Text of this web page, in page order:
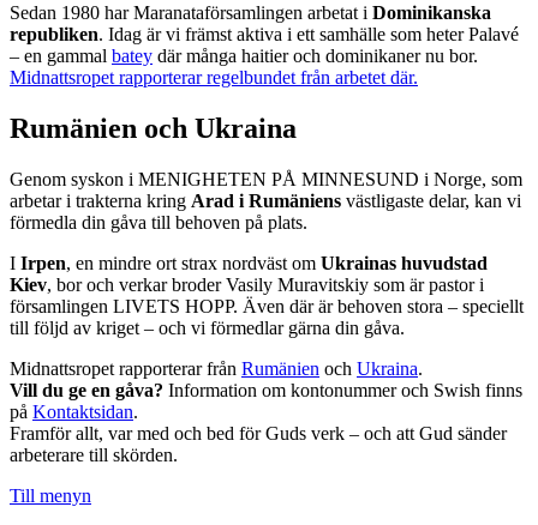
Sedan 1980 har Maranataförsamlingen arbetat i Dominikanska
republiken. Idag är vi främst aktiva i ett samhälle som heter Palavé
– en gammal batey där många haitier och dominikaner nu bor.
Midnattsropet rapporterar regelbundet från arbetet där.
Rumänien och Ukraina
Genom syskon i MENIGHETEN PÅ MINNESUND i Norge, som
arbetar i trakterna kring Arad i Rumäniens västligaste delar, kan vi
förmedla din gåva till behoven på plats.
I Irpen, en mindre ort strax nordväst om Ukrainas huvudstad
Kiev, bor och verkar broder Vasily Muravitskiy som är pastor i
församlingen LIVETS HOPP. Även där är behoven stora – speciellt
till följd av kriget – och vi förmedlar gärna din gåva.
Midnattsropet rapporterar från Rumänien och Ukraina.
Vill du ge en gåva? Information om kontonummer och Swish finns
på Kontaktsidan.
Framför allt, var med och bed för Guds verk – och att Gud sänder
arbeterare till skörden.
Till menyn